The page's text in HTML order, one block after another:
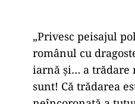
„Privesc peisajul
românul cu
iarnă și… a trădare
sunt! Că trădarea